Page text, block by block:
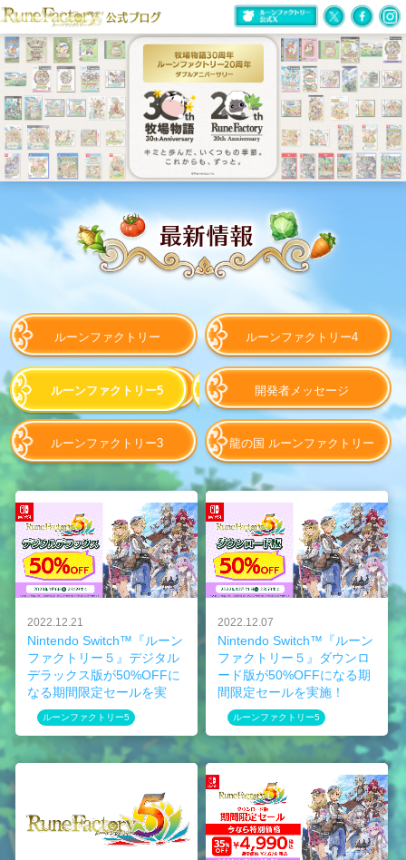
ルーンファクトリー ルーンファクトリー4
ルーンファクトリー5 開発者メッセージ
ルーンファクトリー3 龍の国 ルーンファクトリー
2022.12.21
Nintendo Switch™『ルーン
ファクトリー５』デジタル
デラックス版が50%OFFに
なる期間限定セールを実
施！
『ルーンファクトリー３ス
ペシャル』でアレス衣装が
手に入る連動特典も！
ルーンファクトリー5
2022.12.07
Nintendo Switch™『ルーン
ファクトリー５』ダウンロ
ード版が50%OFFになる期
間限定セールを実施！
『ルーンファクトリー３ス
ペシャル』でアレス衣装が
手に入る連動特典も！
ルーンファクトリー5